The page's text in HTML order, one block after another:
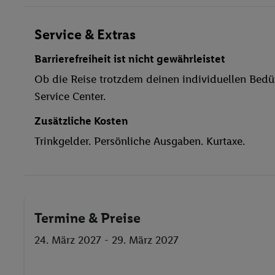
Fahrradkeller
TV-Raum
Waschgelegenheit
Restaurant
Aufzug
Hallenbad
Dampfbad
Aerobic
Service & Extras
Barrierefreiheit ist nicht gewährleistet
Ob die Reise trotzdem deinen individuellen
Service Center.
Zusätzliche Kosten
Trinkgelder. Persönliche Ausgaben. Kurtaxe.
Termine & Preise
24. März 2027 - 29. März 2027